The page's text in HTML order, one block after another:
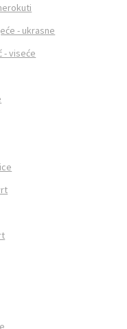
- ukrasne
- viseće